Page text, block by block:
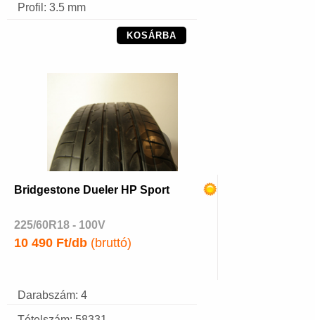
Profil: 3.5 mm
KOSÁRBA
Bridgestone Dueler HP Sport
225/60R18 - 100V
10 490 Ft/db (bruttó)
Darabszám: 4